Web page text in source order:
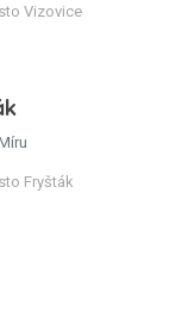
Vizovice
Fryšták